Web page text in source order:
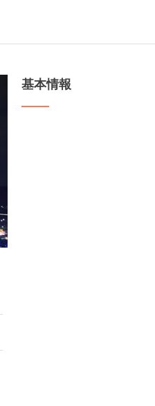
基本情報